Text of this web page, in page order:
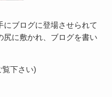
ブログに登場させられて
尻に敷かれ、ブログを書い
覧下さい)